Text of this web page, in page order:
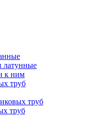
латунные
к ним
труб
труб
труб